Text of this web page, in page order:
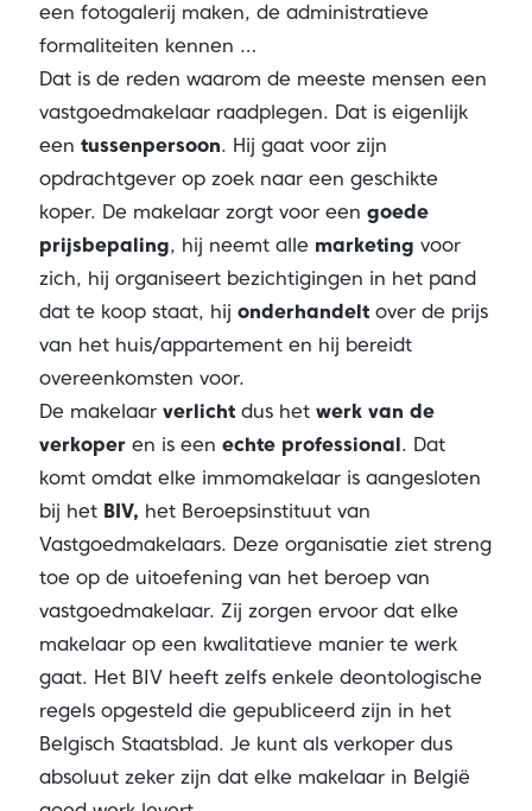
een fotogalerij maken, de administratieve
formaliteiten kennen …
Dat is de reden waarom de meeste mensen een
vastgoedmakelaar raadplegen. Dat is eigenlijk
een tussenpersoon. Hij gaat voor zijn
opdrachtgever op zoek naar een geschikte
koper. De makelaar zorgt voor een goede
prijsbepaling, hij neemt alle marketing voor
zich, hij organiseert bezichtigingen in het pand
dat te koop staat, hij onderhandeltover de prijs
van het huis/appartement en hij bereidt
overeenkomsten voor.
De makelaar verlicht dus het werk van de
verkoperen is een echte professional. Dat
komt omdat elke immomakelaar is aangesloten
bij het BIV, het Beroepsinstituut van
Vastgoedmakelaars. Deze organisatie ziet streng
toe op de uitoefening van het beroep van
vastgoedmakelaar. Zij zorgen ervoor dat elke
makelaar op een kwalitatieve manier te werk
gaat. Het BIV heeft zelfs enkele deontologische
regels opgesteld die gepubliceerd zijn in het
Belgisch Staatsblad. Je kunt als verkoper dus
absoluut zeker zijn dat elke makelaar in België